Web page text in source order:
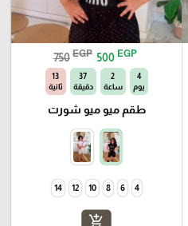
750 EGP 500 EGP
4
يوم
2
ساعة
37
دقيقة
10
ثانية
طقم ميو ميو شورت
4
6
8
10
12
14
add_shopping_cart